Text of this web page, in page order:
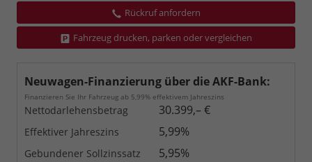
Rückruf anfordern
Fahrzeug drucken, parken oder vergleichen
Neuwagen-Finanzierung über die AKF-Bank:
Finanzieren Sie Ihr Fahrzeug ab 5,99% effektivem Jahreszins
Nettodarlehensbetrag 30.399,– €
Effektiver Jahreszins 5,99%
Gebundener Sollzinssatz 5,95%